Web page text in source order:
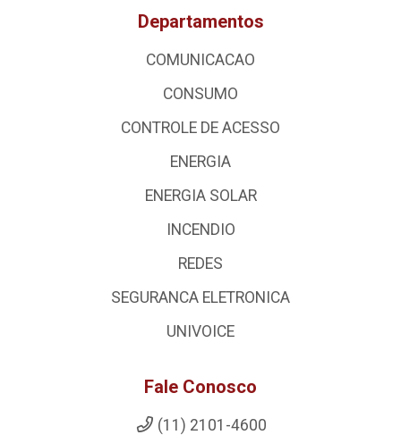
Departamentos
COMUNICACAO
CONSUMO
CONTROLE DE ACESSO
ENERGIA
ENERGIA SOLAR
INCENDIO
REDES
SEGURANCA ELETRONICA
UNIVOICE
Fale Conosco
(11) 2101-4600